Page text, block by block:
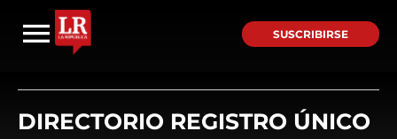
SUSCRIBIRSE
DIRECTORIO REGISTRO ÚNICO